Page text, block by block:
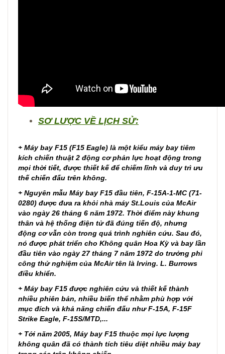
SƠ LƯỢC VỀ LỊCH SỬ:
+ Máy bay F15 (F15 Eagle) là một kiểu máy bay tiêm
kích chiến thuật 2 động cơ phản lực hoạt động trong
mọi thời tiết, được thiết kế để chiếm lĩnh và duy trì ưu
thế chiến đấu trên không.
+ Nguyên mẫu Máy bay F15 đầu tiên, F-15A-1-MC (71-
0280) được đưa ra khỏi nhà máy St.Louis của McAir
vào ngày 26 tháng 6 năm 1972. Thời điểm này khung
thân và hệ thống điện tử đã đúng tiến độ, nhưng
động cơ vẫn còn trong quá trình nghiên cứu. Sau đó,
nó được phát triển cho Không quân Hoa Kỳ và bay lần
đầu tiên vào ngày 27 tháng 7 năm 1972 do trưởng phi
công thử nghiệm của McAir tên là Irving. L. Burrows
điều khiển.
+ Máy bay F15 được nghiên cứu và thiết kế thành
nhiều phiên bản, nhiều biến thể nhằm phù hợp với
mục đích và khả năng chiến đấu như F-15A, F-15F
Strike Eagle, F-15S/MTD,...
+ Tới năm 2005, Máy bay F15 thuộc mọi lực lượng
không quân đã có thành tích tiêu diệt nhiều máy bay